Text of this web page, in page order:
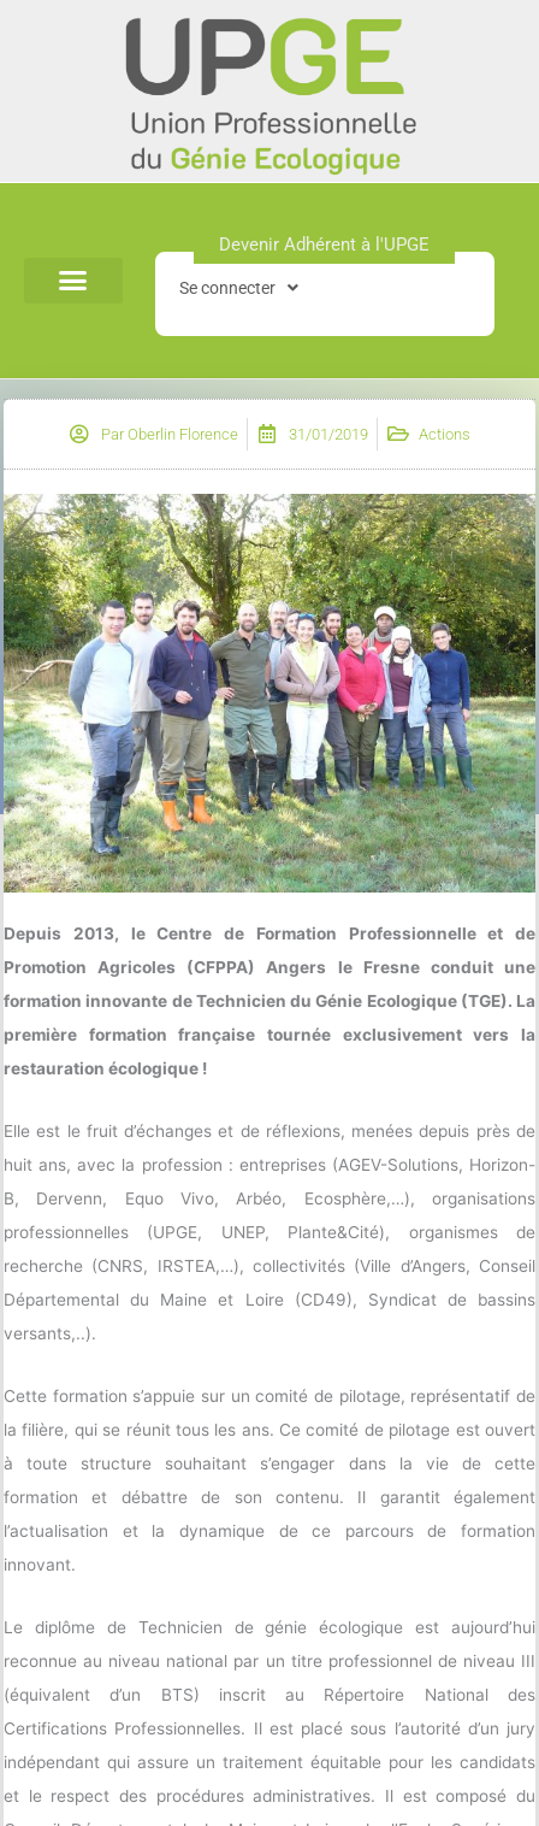
Devenir Adhérent à l'UPGE​
Se connecter
ParOberlin Florence 31/01/2019 Actions
Depuis 2013, le Centre de Formation Professionnelle et de
Promotion Agricoles (CFPPA) Angers le Fresne conduit une
formation innovante de Technicien du Génie Ecologique (TGE). La
première formation française tournée exclusivement vers la
restauration écologique !
Elle est le fruit d’échanges et de réflexions, menées depuis près de
huit ans, avec la profession : entreprises (AGEV-Solutions, Horizon-
B, Dervenn, Equo Vivo, Arbéo, Ecosphère,…), organisations
professionnelles (UPGE, UNEP, Plante&Cité), organismes de
recherche (CNRS, IRSTEA,…), collectivités (Ville d’Angers, Conseil
Départemental du Maine et Loire (CD49), Syndicat de bassins
versants,..).
Cette formation s’appuie sur un comité de pilotage, représentatif de
la filière, qui se réunit tous les ans. Ce comité de pilotage est ouvert
à toute structure souhaitant s’engager dans la vie de cette
formation et débattre de son contenu. Il garantit également
l’actualisation et la dynamique de ce parcours de formation
innovant.
Le diplôme de Technicien de génie écologique est aujourd’hui
reconnue au niveau national par un titre professionnel de niveau III
(équivalent d’un BTS) inscrit au Répertoire National des
Certifications Professionnelles. Il est placé sous l’autorité d’un jury
indépendant qui assure un traitement équitable pour les candidats
et le respect des procédures administratives. Il est composé du